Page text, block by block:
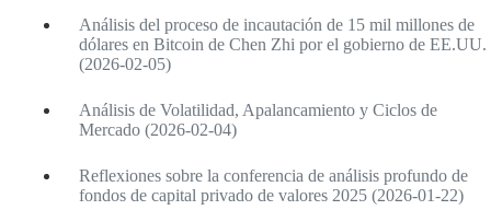
Análisis del proceso de incautación de 15 mil millones de
dólares en Bitcoin de Chen Zhi por el gobierno de EE.UU.
(2026-02-05)
Análisis de Volatilidad, Apalancamiento y Ciclos de
Mercado (2026-02-04)
Reflexiones sobre la conferencia de análisis profundo de
fondos de capital privado de valores 2025 (2026-01-22)